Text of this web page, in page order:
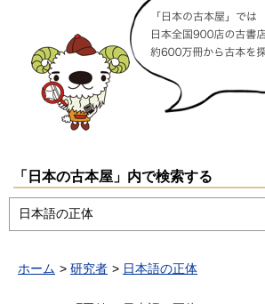
「日本の古本屋」内で検索する
ホーム 研究者 日本語の正体